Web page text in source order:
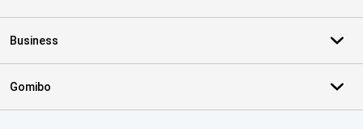
Business
Gomibo